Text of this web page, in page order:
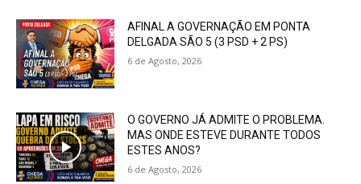
AFINAL A GOVERNAÇÃO EM PONTA
DELGADA SÃO 5 (3 PSD + 2 PS)
6 de Agosto, 2026
O GOVERNO JÁ ADMITE O PROBLEMA.
MAS ONDE ESTEVE DURANTE TODOS
ESTES ANOS?
6 de Agosto, 2026